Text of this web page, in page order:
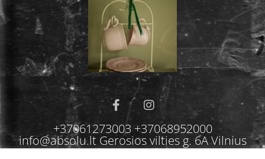
+37061273003 +37068952000
info@absolu.lt Gerosios vilties g. 6A Vilnius